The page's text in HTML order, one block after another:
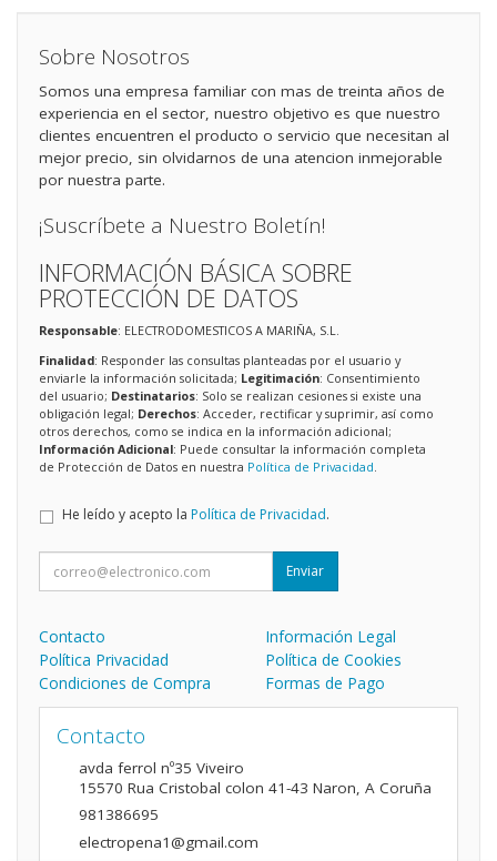
Sobre Nosotros
Somos una empresa familiar con mas de treinta años de
experiencia en el sector, nuestro objetivo es que nuestro
clientes encuentren el producto o servicio que necesitan al
mejor precio, sin olvidarnos de una atencion inmejorable
por nuestra parte.
¡Suscríbete a Nuestro Boletín!
INFORMACIÓN BÁSICA SOBRE
PROTECCIÓN DE DATOS
Responsable: ELECTRODOMESTICOS A MARIÑA, S.L.
Finalidad: Responder las consultas planteadas por el usuario y
enviarle la información solicitada; Legitimación: Consentimiento
del usuario; Destinatarios: Solo se realizan cesiones si existe una
obligación legal; Derechos: Acceder, rectificar y suprimir, así como
otros derechos, como se indica en la información adicional;
Información Adicional: Puede consultar la información completa
de Protección de Datos en nuestra Política de Privacidad
He leído y acepto la Política de Privacidad.
Enviar
Contacto
Información Legal
Política Privacidad
Política de Cookies
Condiciones de Compra
Formas de Pago
Contacto
avda ferrol nº35 Viveiro
15570 Rua Cristobal colon 41-43 Naron, A Coruña
981386695
electropena1@gmail.com